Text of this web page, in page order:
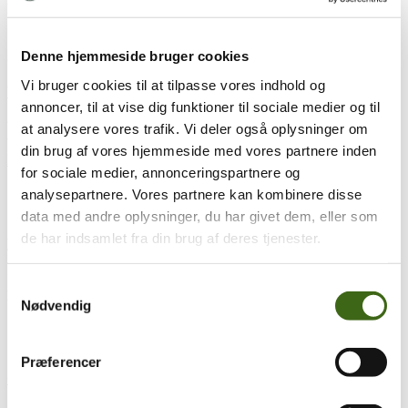
Denne hjemmeside bruger cookies
Vi bruger cookies til at tilpasse vores indhold og
annoncer, til at vise dig funktioner til sociale medier og til
at analysere vores trafik. Vi deler også oplysninger om
din brug af vores hjemmeside med vores partnere inden
for sociale medier, annonceringspartnere og
analysepartnere. Vores partnere kan kombinere disse
data med andre oplysninger, du har givet dem, eller som
de har indsamlet fra din brug af deres tjenester.
Nødvendig
Præferencer
sep25. september 2025
Vildtforvaltningsrådet behandler sagen om climbers
Vildtforvaltningsrådet (VFR) holder møde d. 25. - 26. sept., hvor
bl.a. sagen om, hvorvidt climbers, hang-ons og saddles kan tillades...
læs mere
19. september 2025
Film release: Skud til det store hjortevildt – med bue